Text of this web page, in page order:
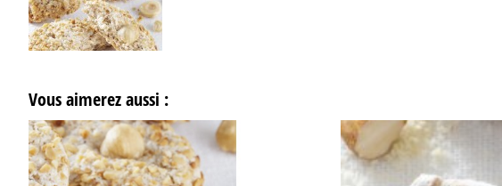
Vous aimerez aussi :